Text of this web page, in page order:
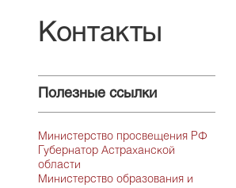
Контакты
Полезные ссылки
Министерство просвещения РФ
Губернатор Астраханской
области
Министерство образования и